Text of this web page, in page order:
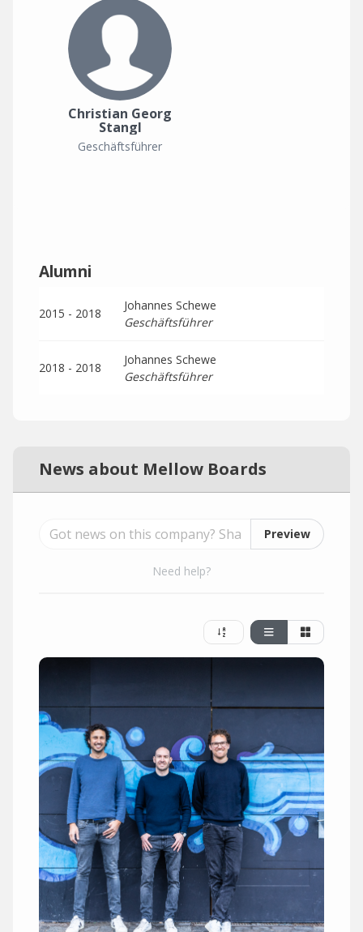
Christian Georg
Stangl
Geschäftsführer
Alumni
2015 - 2018
Johannes Schewe
Geschäftsführer
2018 - 2018
Johannes Schewe
Geschäftsführer
News about Mellow Boards
Preview
Need help?